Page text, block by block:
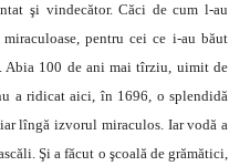
şi vindecător. Căci de cum l-au
pentru cei ce i-au băut
Abia 100 de ani mai tîrziu, uimit de
a ridicat aici, în 1696, o splendidă
lîngă izvorul miraculos. Iar vodă a
Şi a făcut o şcoală de grămătici,